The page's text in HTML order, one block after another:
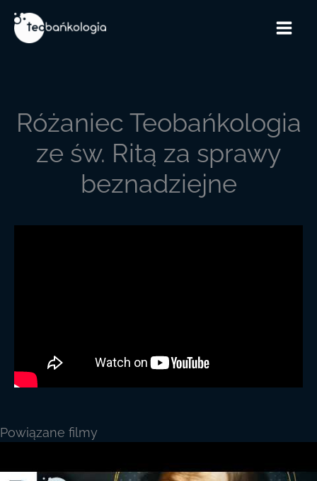
do
treści
Różaniec Teobańkologia
ze św. Ritą za sprawy
beznadziejne
Powiązane filmy